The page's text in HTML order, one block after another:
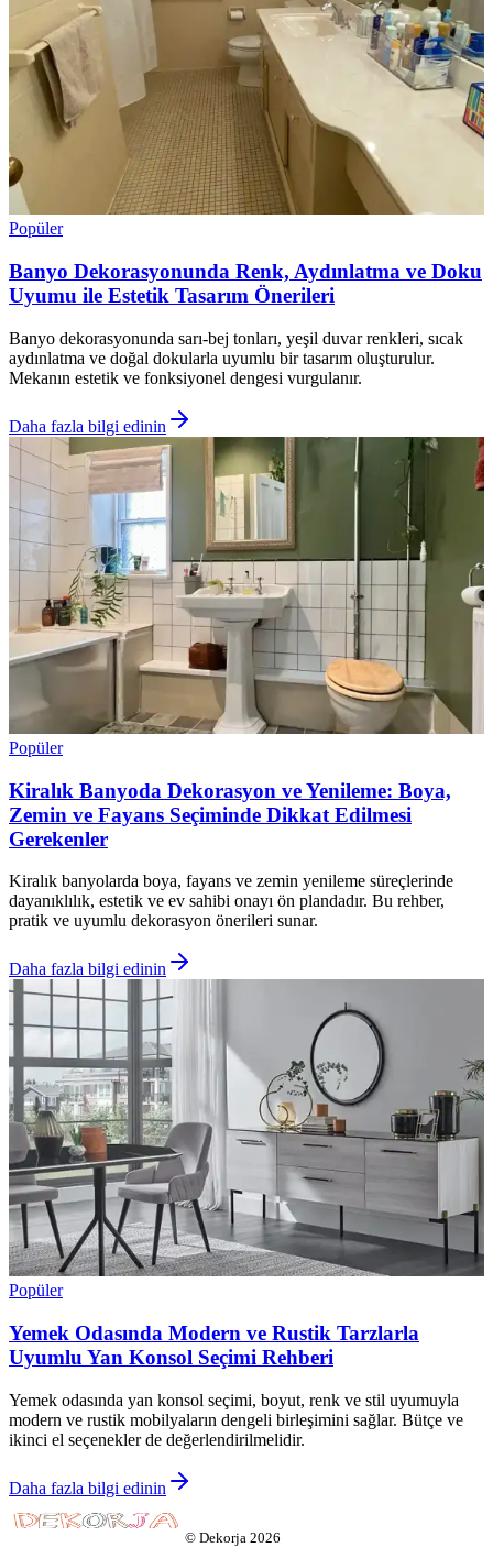
Popüler
Banyo Dekorasyonunda Renk, Aydınlatma ve Doku
Uyumu ile Estetik Tasarım Önerileri
Banyo dekorasyonunda sarı-bej tonları, yeşil duvar renkleri, sıcak
aydınlatma ve doğal dokularla uyumlu bir tasarım oluşturulur.
Mekanın estetik ve fonksiyonel dengesi vurgulanır.
Daha fazla bilgi edinin
Popüler
Kiralık Banyoda Dekorasyon ve Yenileme: Boya,
Zemin ve Fayans Seçiminde Dikkat Edilmesi
Gerekenler
Kiralık banyolarda boya, fayans ve zemin yenileme süreçlerinde
dayanıklılık, estetik ve ev sahibi onayı ön plandadır. Bu rehber,
pratik ve uyumlu dekorasyon önerileri sunar.
Daha fazla bilgi edinin
Popüler
Yemek Odasında Modern ve Rustik Tarzlarla
Uyumlu Yan Konsol Seçimi Rehberi
Yemek odasında yan konsol seçimi, boyut, renk ve stil uyumuyla
modern ve rustik mobilyaların dengeli birleşimini sağlar. Bütçe ve
ikinci el seçenekler de değerlendirilmelidir.
Daha fazla bilgi edinin
© Dekorja 2026